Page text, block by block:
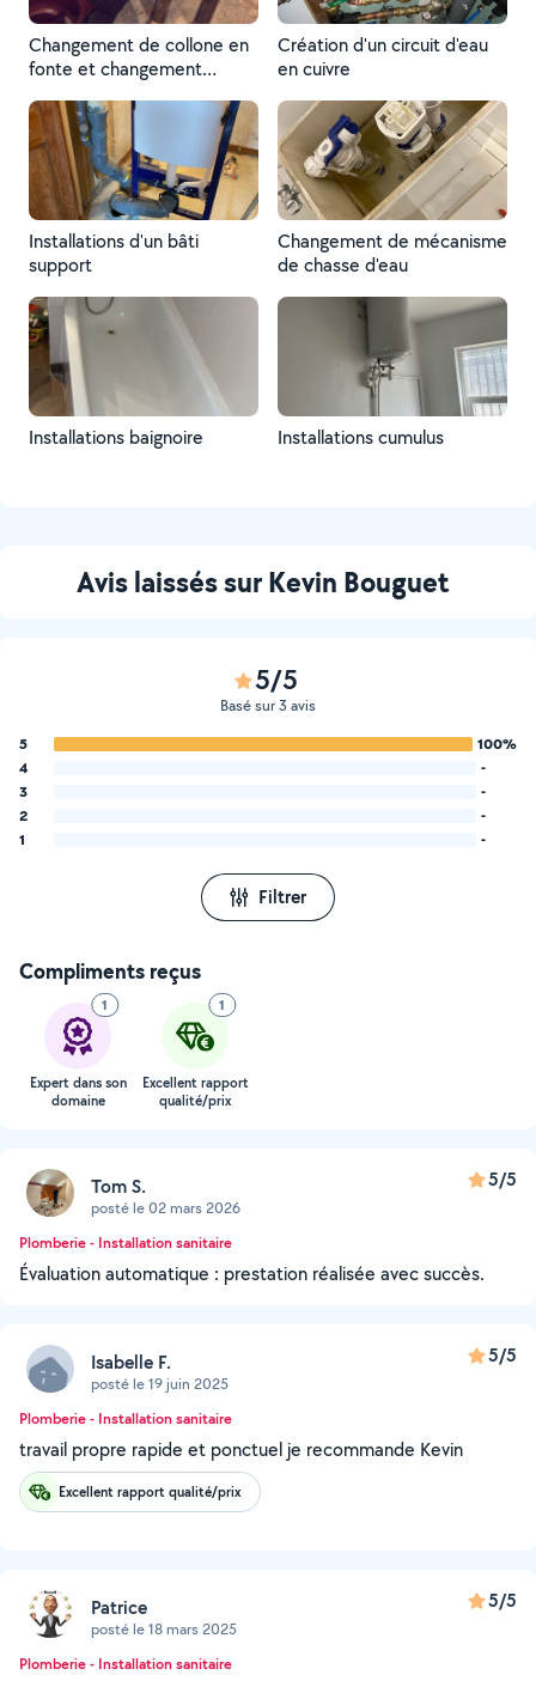
Changement de collone en
fonte et changement
Création d'un circuit d'eau
en cuivre
Installations d'un bâti
support
Changement de mécanisme
de chasse d'eau
Installations baignoire Installations cumulus
Avis laissés sur Kevin Bouguet
5/5
Basé sur 3 avis
5
100%
4
-
3
-
2
-
1
-
Filtrer
Compliments reçus
1
Expert dans son
domaine
1
Excellent rapport
qualité/prix
Tom S.
posté le 02 mars 2026
5/5
Plomberie - Installation sanitaire
Évaluation automatique : prestation réalisée avec succès.
Isabelle F.
posté le 19 juin 2025
5/5
Plomberie - Installation sanitaire
travail propre rapide et ponctuel je recommande Kevin
Excellent rapport qualité/prix
Patrice
posté le 18 mars 2025
5/5
Plomberie - Installation sanitaire